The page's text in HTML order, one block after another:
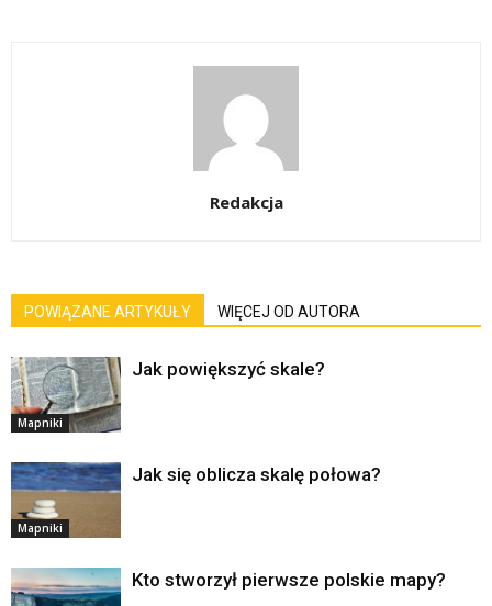
Redakcja
POWIĄZANE ARTYKUŁY WIĘCEJ OD AUTORA
Mapniki
Jak powiększyć skale?
Mapniki
Jak się oblicza skalę połowa?
Kto stworzył pierwsze polskie mapy?